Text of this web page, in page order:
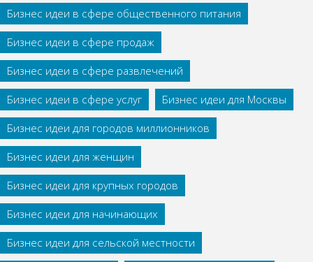
Бизнес идеи в сфере общественного питания
Бизнес идеи в сфере продаж
Бизнес идеи в сфере развлечений
Бизнес идеи в сфере услуг
Бизнес идеи для Москвы
Бизнес идеи для городов миллионников
Бизнес идеи для женщин
Бизнес идеи для крупных городов
Бизнес идеи для начинающих
Бизнес идеи для сельской местности